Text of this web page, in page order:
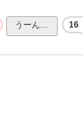
うーん… 16